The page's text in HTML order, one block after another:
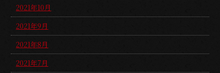
2021年10月
2021年9月
2021年8月
2021年7月